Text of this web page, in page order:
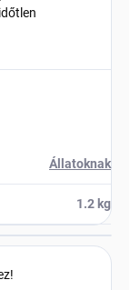
Állatoknak
1.2 kg